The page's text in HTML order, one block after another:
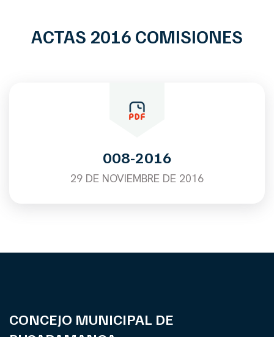
ACTAS 2016 COMISIONES
008-2016
29 DE NOVIEMBRE DE 2016
CONCEJO MUNICIPAL DE